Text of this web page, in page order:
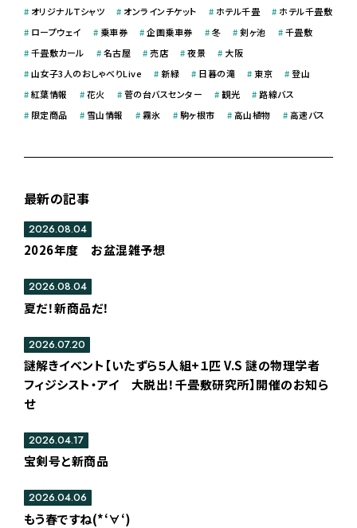
# オリジナルＴシャツ # オンラインチケット # ホテル千畳 # ホテル千畳敷
# ロープウェイ # 乗車券 #企画乗車券 #冬 #剣ヶ池 #千畳敷
#千畳敷カール #名古屋 #売店 #夜景 # 大阪
#山女子3人のおしゃべりLive # 新緑 # 日暮の滝 #東京 #登山
#紅葉情報 #花火 #菅の台バスセンター # 観光 # 路線バス
# 限定商品 # 雪山情報 #霧氷 #駒ヶ根市 #高山植物 #高速バス
最新の記事
2026年度 お盆混雑予想
2026.08.04
夏だ！新商品だ！
2026.08.04
謎解きイベント【いたずら５人組+１匹 V.S 謎の物理学者
フィジシスト・アイ 大脱出！千畳敷研究所】開催のお知ら
せ
2026.07.20
宝剣号と新商品
2026.04.17
もう春ですね(*‘∀‘)
2026.04.06